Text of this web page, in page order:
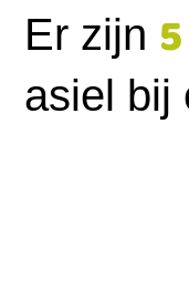
Er zijn 5
asiel bij